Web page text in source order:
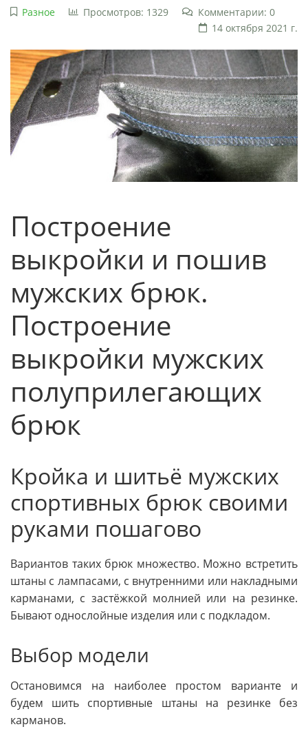
Разное Просмотров: 1329
Комментарии: 0
14 октября 2021 г.
Построение
выкройки и пошив
мужских брюк.
Построение
выкройки мужских
полуприлегающих
брюк
Кройка и шитьё мужских
спортивных брюк своими
руками пошагово
Вариантов таких брюк множество. Можно встретить
штаны с лампасами, с внутренними или накладными
карманами, с застёжкой молнией или на резинке.
Бывают однослойные изделия или с подкладом.
Выбор модели
Остановимся на наиболее простом варианте и
будем шить спортивные штаны на резинке без
карманов.